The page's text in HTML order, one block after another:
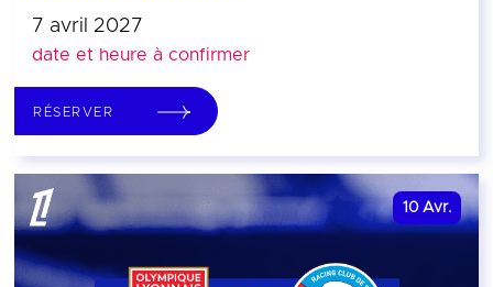
7 avril 2027
date et heure à confirmer
RÉSERVER
10 Avr.